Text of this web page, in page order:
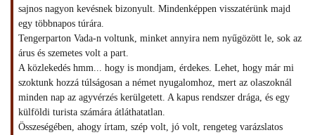
sajnos nagyon kevésnek bizonyult. Mindenképpen visszatérünk majd
egy többnapos túrára.
Tengerparton Vada-n voltunk, minket annyira nem nyűgözött le, sok az
árus és szemetes volt a part.
A közlekedés hmm... hogy is mondjam, érdekes. Lehet, hogy már mi
szoktunk hozzá túlságosan a német nyugalomhoz, mert az olaszoknál
minden nap az agyvérzés kerülgetett. A kapus rendszer drága, és egy
külföldi turista számára átláthatatlan.
Összeségében, ahogy írtam, szép volt, jó volt, rengeteg varázslatos